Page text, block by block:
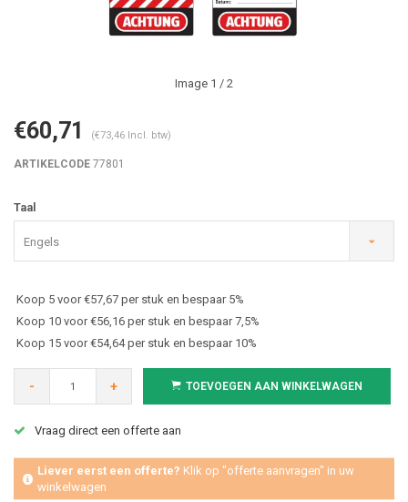
Image 1 / 2
€60,71 (€73,46 Incl. btw)
ARTIKELCODE 77801
Taal
Engels
Koop 5 voor €57,67 per stuk en bespaar 5%
Koop 10 voor €56,16 per stuk en bespaar 7,5%
Koop 15 voor €54,64 per stuk en bespaar 10%
- + TOEVOEGEN AAN WINKELWAGEN
Vraag direct een offerte aan
Liever eerst een offerte? Klik op "offerte aanvragen" in uw
winkelwagen